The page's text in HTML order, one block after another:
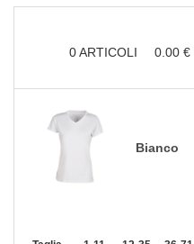
0ARTICOLI 0.00 €
Bianco